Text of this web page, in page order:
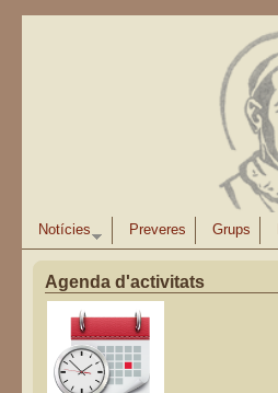
Notícies Preveres Grups
Agenda d'activitats